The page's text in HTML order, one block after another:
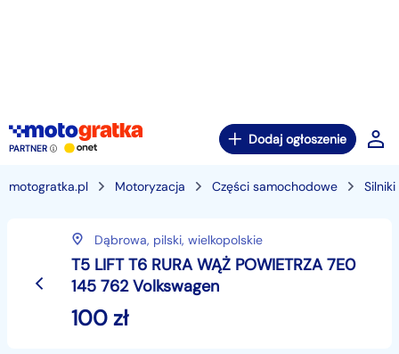
PARTNER
Dodaj ogłoszenie
motogratka.pl Motoryzacja Części samochodowe
Dąbrowa, pilski, wielkopolskie
T5 LIFT T6 RURA WĄŻ POWIETRZA 7E0
145 762 Volkswagen
100zł